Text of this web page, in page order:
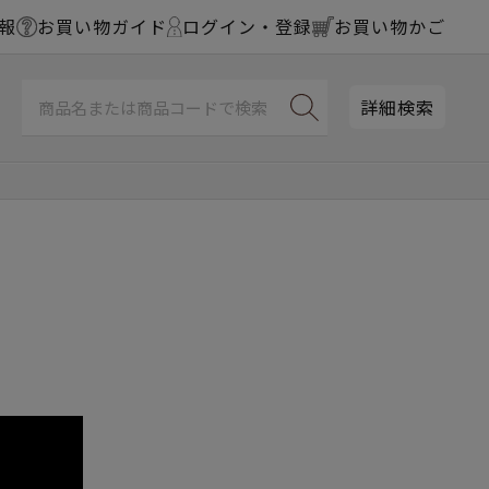
お買い物ガイド ログイン・登録 お買い物かご
詳細検索